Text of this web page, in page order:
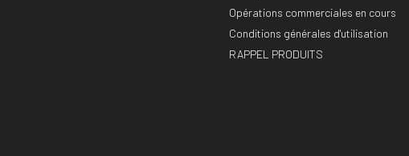
Opérations commerciales en cours
Conditions générales d'utilisation
RAPPEL PRODUITS